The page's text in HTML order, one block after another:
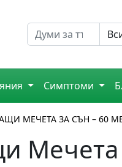
Търсене на
Симптоми
МЕЧЕТА ЗА СЪН – 60